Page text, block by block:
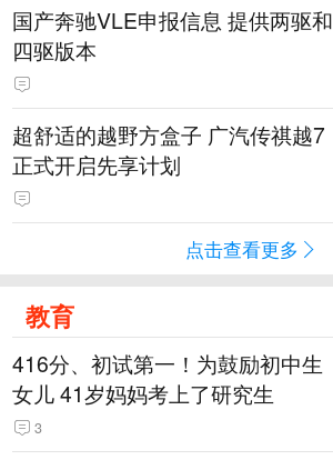
国产奔驰VLE申报信息 提供两驱和
四驱版本
超舒适的越野方盒子 广汽传祺越7
正式开启先享计划
点击查看更多
教育
416分、初试第一！为鼓励初中生
女儿 41岁妈妈考上了研究生
3